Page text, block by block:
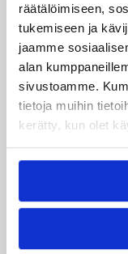
räätälöimiseen,
tukemiseen ja
jaamme
alan
sivustoamme.
tietoja muihin
kerätty, kun olet
Kategoriat
Korisliiga
Miesten I
Sarjat
Katso myös